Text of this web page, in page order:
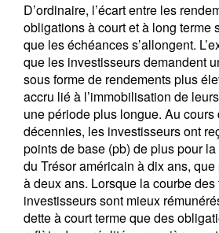
D’ordinaire, l’écart entre les
obligations à court et à long terme
que les échéances s’allongent.
que les investisseurs demandent
sous forme de rendements plus
accru lié à l’immobilisation de
une période plus longue. Au
décennies, les investisseurs ont
points de base (pb) de plus pour la
du Trésor américain à dix ans,
à deux ans. Lorsque la courbe des
investisseurs sont mieux
dette à court terme que des